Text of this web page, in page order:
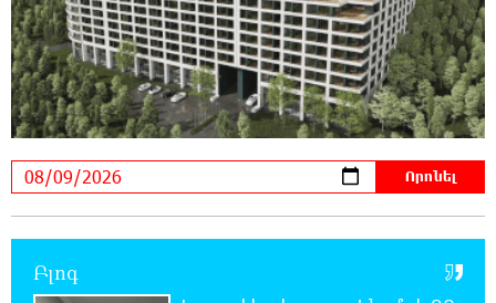
23:01:57 8-08-2026
Ողբերգական դեպք՝ Երևանում․ Կիևյան
կամրջի տակ հայտնաբերվել է տղամարդու
մարմին
22:43:21 8-08-2026
Ադրբեջանի Սարով գյուղում տանը 18-ամյա
Բլոգ